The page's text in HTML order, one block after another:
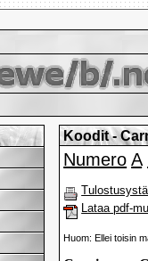
Koodit -
Numero A
Lataa pdf-
Huom: Ellei toisin